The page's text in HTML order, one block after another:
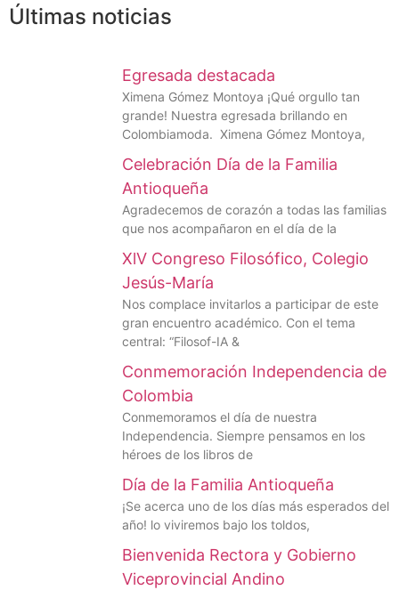
Últimas noticias
Egresada destacada
Ximena Gómez Montoya ¡Qué orgullo tan
grande! Nuestra egresada brillando en
Colombiamoda. Ximena Gómez Montoya,
Celebración Día de la Familia
Antioqueña
Agradecemos de corazón a todas las familias
que nos acompañaron en el día de la
XlV Congreso Filosófico, Colegio
Jesús-María
Nos complace invitarlos a participar de este
gran encuentro académico. Con el tema
central: “Filosof-IA &
Conmemoración Independencia de
Colombia
Conmemoramos el día de nuestra
Independencia. Siempre pensamos en los
héroes de los libros de
Día de la Familia Antioqueña
¡Se acerca uno de los días más esperados del
año! lo viviremos bajo los toldos,
Bienvenida Rectora y Gobierno
Viceprovincial Andino